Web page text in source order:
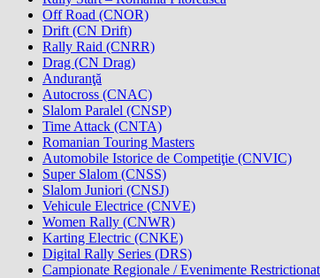
Off Road (CNOR)
Drift (CN Drift)
Rally Raid (CNRR)
Drag (CN Drag)
Anduranţă
Autocross (CNAC)
Slalom Paralel (CNSP)
Time Attack (CNTA)
Romanian Touring Masters
Automobile Istorice de Competiţie (CNVIC)
Super Slalom (CNSS)
Slalom Juniori (CNSJ)
Vehicule Electrice (CNVE)
Women Rally (CNWR)
Karting Electric (CNKE)
Digital Rally Series (DRS)
Campionate Regionale / Evenimente